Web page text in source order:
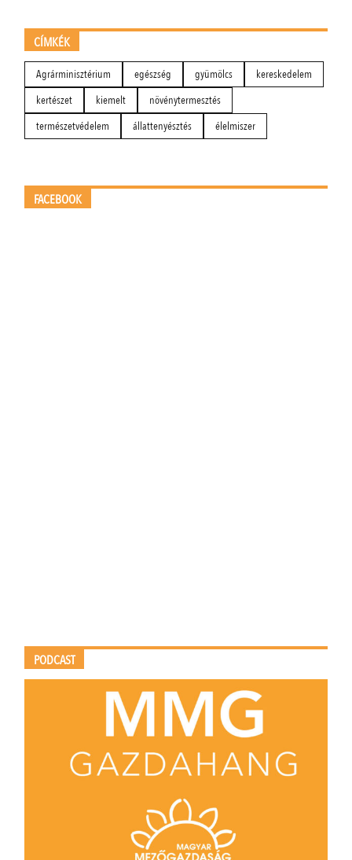
CÍMKÉK
Agrárminisztérium egészség gyümölcs
kereskedelem
kertészet
kiemelt
növénytermesztés
természetvédelem
állattenyésztés élelmiszer
FACEBOOK
PODCAST